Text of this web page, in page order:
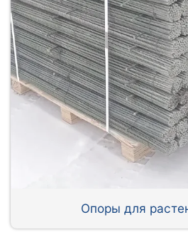
Опоры для